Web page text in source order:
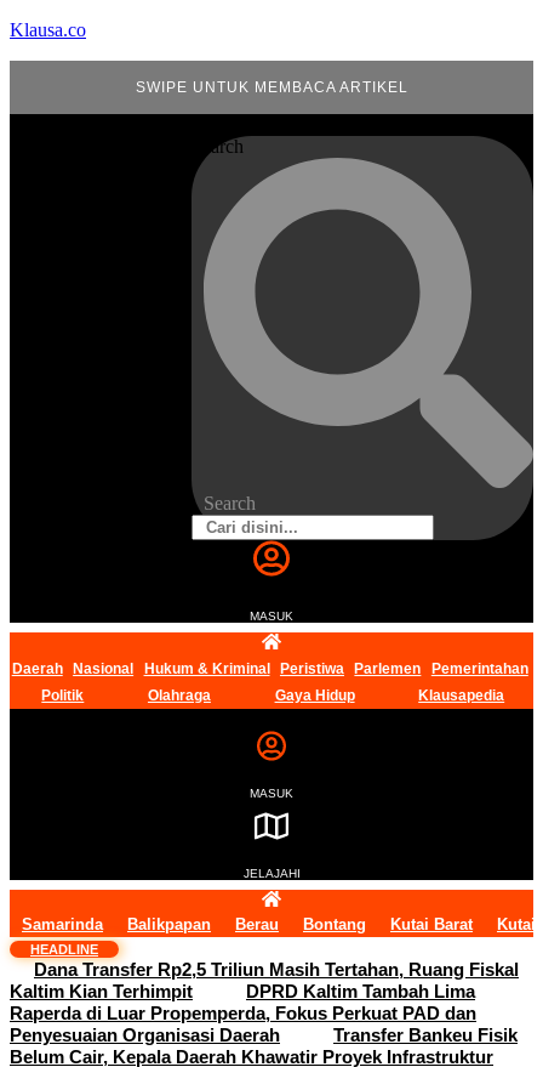
Klausa.co
SWIPE UNTUK MEMBACA ARTIKEL
Search
Search
MASUK
Daerah Nasional Hukum & Kriminal Peristiwa Parlemen
Pemerintahan
Politik
Olahraga Gaya Hidup Klausapedia
MASUK
JELAJAHI
Samarinda Balikpapan Berau Bontang Kutai Barat Kutai
HEADLINE
Dana Transfer Rp2,5 Triliun Masih Tertahan, Ruang Fiskal
Kaltim Kian Terhimpit
DPRD Kaltim Tambah Lima
Raperda di Luar Propemperda, Fokus Perkuat PAD dan
Penyesuaian Organisasi Daerah
Transfer Bankeu Fisik
Belum Cair, Kepala Daerah Khawatir Proyek Infrastruktur